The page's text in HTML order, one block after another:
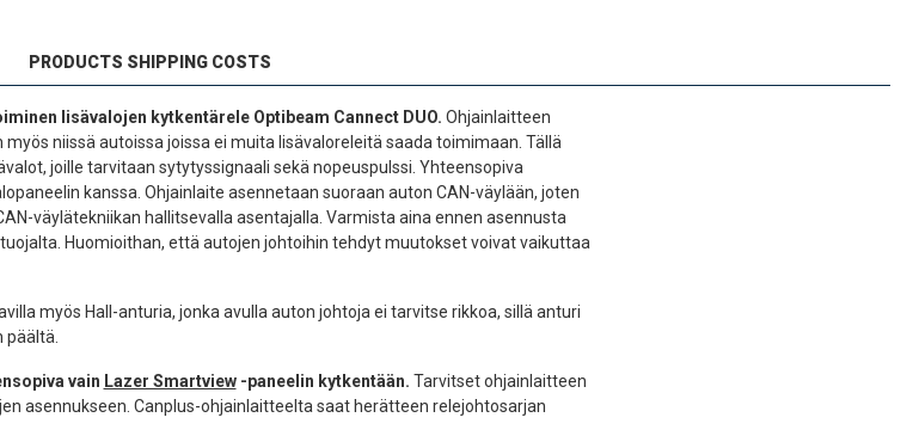
PRODUCTS SHIPPING COSTS
lisävalojen kytkentärele Optibeam Cannect DUO. Ohjainlaitteen
niissä autoissa joissa ei muita lisävaloreleitä saada toimimaan. Tällä
joille tarvitaan sytytyssignaali sekä nopeuspulssi. Yhteensopiva
kanssa. Ohjainlaite asennetaan suoraan auton CAN-väylään, joten
väylätekniikan hallitsevalla asentajalla. Varmista aina ennen asennusta
Huomioithan, että autojen johtoihin tehdyt muutokset voivat vaikuttaa
myös Hall-anturia, jonka avulla auton johtoja ei tarvitse rikkoa, sillä anturi
vain Lazer Smartview-paneelin kytkentään. Tarvitset ohjainlaitteen
asennukseen. Canplus-ohjainlaitteelta saat herätteen relejohtosarjan